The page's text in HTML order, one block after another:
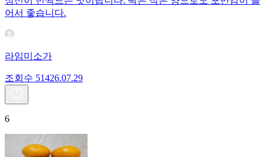
어서 좋습니다.
라임미소가
조회수 51426.07.29
6